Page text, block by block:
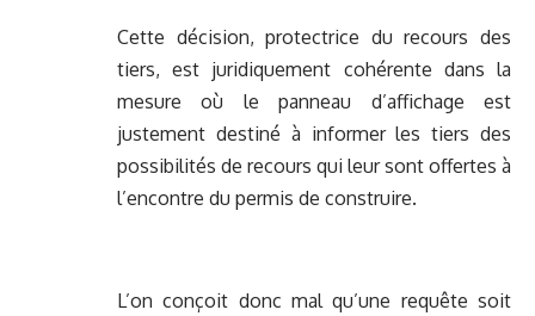
Cette décision, protectrice du recours des
tiers, est juridiquement cohérente dans la
mesure où le panneau d’affichage est
justement destiné à informer les tiers des
possibilités de recours qui leur sont offertes à
l’encontre du permis de construire.
L’on conçoit donc mal qu’une requête soit